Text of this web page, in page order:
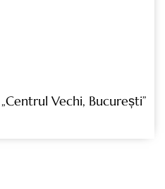
Vechi, București”